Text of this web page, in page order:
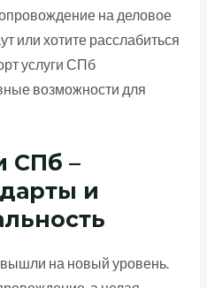
на деловое
или хотите расслабиться
услуги СПб
возможности для
СПб –
и
на новый уровень.